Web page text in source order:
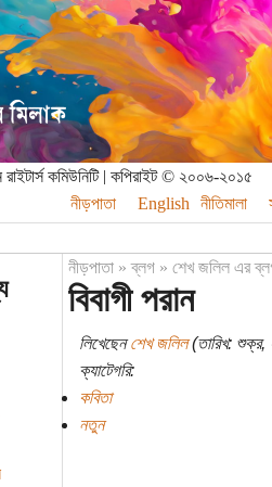
কমিউনিটি | কপিরাইট © ২০০৬-২০১৫
নীড়পাতা
English নীতিমালা
নীড়পাতা»ব্লগ» শেখ জলিল এর
বিবাগী পরান
লিখেছেনশেখ জলিল(তারিখ: শুক্র,
ক্যাটেগরি:
কবিতা
নতুন